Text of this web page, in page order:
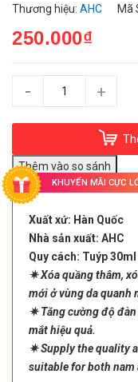
Thương hiệu: AHC Mã
250.000₫
- +
KHUYẾN MÃI CỰC
Xuất xứ: Hàn Quốc
Nhà sản xuất: AHC
Quy cách: Tuýp 30ml
✷ Xóa quầng thâm,
mới ở vùng da quanh
✷ Tăng cường độ
mắt hiệu quả.
✷ Supply the quality
suitable for both nam